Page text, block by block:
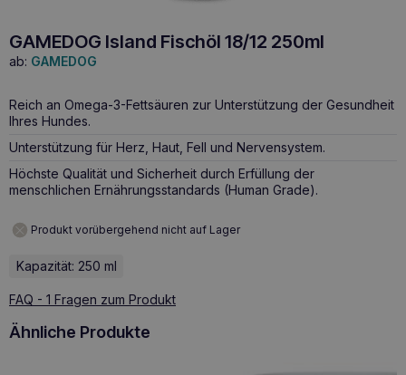
GAMEDOG Island Fischöl 18/12 250ml
ab: GAMEDOG
Reich an Omega-3-Fettsäuren zur Unterstützung der Gesundheit
Ihres Hundes.
Unterstützung für Herz, Haut, Fell und Nervensystem.
Höchste Qualität und Sicherheit durch Erfüllung der
menschlichen Ernährungsstandards (Human Grade).
Produkt vorübergehend nicht auf Lager
Kapazität: 250 ml
FAQ - 1 Fragen zum Produkt
Ähnliche Produkte